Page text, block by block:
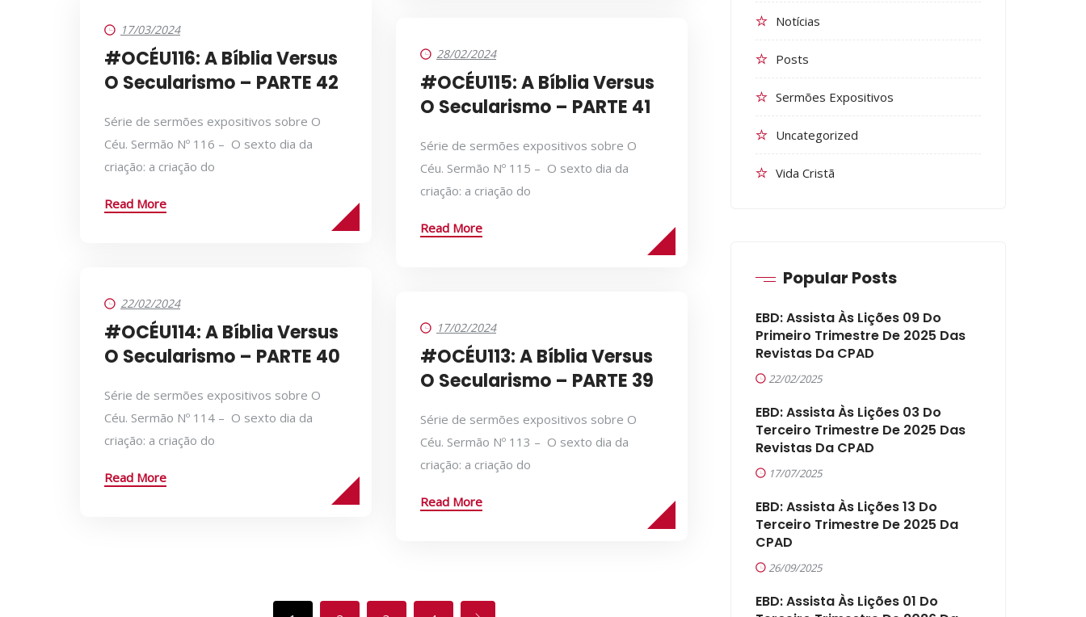
17/03/2024
#OCÉU116: A Bíblia Versus
O Secularismo – PARTE 42
Série de sermões expositivos sobre O
Céu. Sermão Nº 116 – O sexto dia da
criação: a criação do
Read More
28/02/2024
#OCÉU115: A Bíblia Versus
O Secularismo – PARTE 41
Série de sermões expositivos sobre O
Céu. Sermão Nº 115 – O sexto dia da
criação: a criação do
Read More
22/02/2024
#OCÉU114: A Bíblia Versus
O Secularismo – PARTE 40
Série de sermões expositivos sobre O
Céu. Sermão Nº 114 – O sexto dia da
criação: a criação do
Read More
17/02/2024
#OCÉU113: A Bíblia Versus
O Secularismo – PARTE 39
Série de sermões expositivos sobre O
Céu. Sermão Nº 113 – O sexto dia da
criação: a criação do
Read More
Notícias
Posts
Sermões Expositivos
Uncategorized
Vida Cristã
Popular Posts
EBD: Assista Às Lições 09 Do
Primeiro Trimestre De 2025 Das
Revistas Da CPAD
22/02/2025
EBD: Assista Às Lições 03 Do
Terceiro Trimestre De 2025 Das
Revistas Da CPAD
17/07/2025
EBD: Assista Às Lições 13 Do
Terceiro Trimestre De 2025 Da
CPAD
26/09/2025
EBD: Assista Às Lições 01 Do